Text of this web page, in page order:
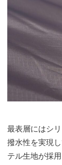
最表層にはシ
撥水性を実現
テル生地が採